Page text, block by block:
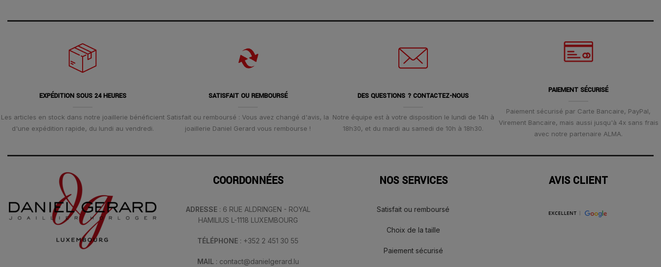
EXPÉDITION SOUS 24 HEURES
Les articles en stock dans notre joaillerie bénéficient
d'une expédition rapide, du lundi au vendredi.
SATISFAIT OU REMBOURSÉ
Satisfait ou remboursé : Vous avez changé d'avis, la
joaillerie Daniel Gerard vous rembourse !
DES QUESTIONS ? CONTACTEZ-NOUS
Notre équipe est à votre disposition le lundi de 14h à
18h30, et du mardi au samedi de 10h à 18h30.
PAIEMENT SÉCURISÉ
Paiement sécurisé par Carte Bancaire, PayPal,
Virement Bancaire, mais aussi jusqu'à 4x sans frais
avec notre partenaire ALMA.
COORDONNÉES
ADRESSE: 6 RUE ALDRINGEN - ROYAL
HAMILIUS L-1118 LUXEMBOURG
TÉLÉPHONE : +352 2 451 30 55
MAIL : contact@danielgerard.lu
NOS SERVICES
Satisfait ou remboursé
Choix de la taille
Paiement sécurisé
AVIS CLIENT